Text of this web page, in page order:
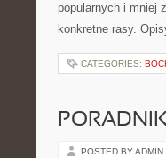
popularnych i mniej
konkretne rasy.
CATEGORIES:
POSTED BY ADMIN